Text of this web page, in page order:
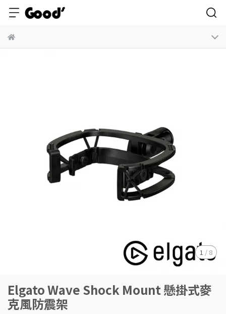
1 / 8
Elgato Wave Shock Mount 懸掛式麥
克風防震架